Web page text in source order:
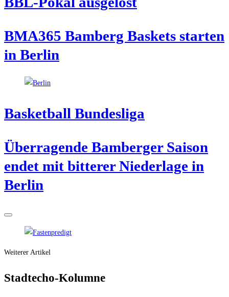
BMA365 Bam­berg Bas­kets star­ten
in Berlin
Bas­ket­ball Bundesliga
Über­ra­gen­de Bam­ber­ger Sai­son
endet mit bit­te­rer Nie­der­la­ge in
Berlin
Weiterer Artikel
Stadt­echo-Kolum­ne